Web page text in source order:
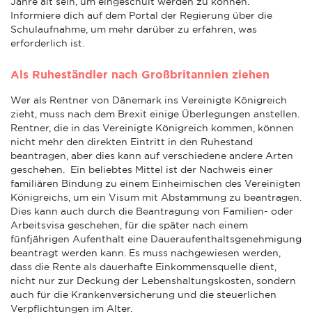
Informiere dich auf dem Portal der Regierung über die
Schulaufnahme, um mehr darüber zu erfahren, was
erforderlich ist.
Als Ruheständler nach Großbritannien ziehen
Wer als Rentner von Dänemark ins Vereinigte Königreich
zieht, muss nach dem Brexit einige Überlegungen anstellen.
Rentner, die in das Vereinigte Königreich kommen, können
nicht mehr den direkten Eintritt in den Ruhestand
beantragen, aber dies kann auf verschiedene andere Arten
geschehen. Ein beliebtes Mittel ist der Nachweis einer
familiären Bindung zu einem Einheimischen des Vereinigten
Königreichs, um ein Visum mit Abstammung zu beantragen.
Dies kann auch durch die Beantragung von Familien- oder
Arbeitsvisa geschehen, für die später nach einem
fünfjährigen Aufenthalt eine Daueraufenthaltsgenehmigung
beantragt werden kann. Es muss nachgewiesen werden,
dass die Rente als dauerhafte Einkommensquelle dient,
nicht nur zur Deckung der Lebenshaltungskosten, sondern
auch für die Krankenversicherung und die steuerlichen
Verpflichtungen im Alter.